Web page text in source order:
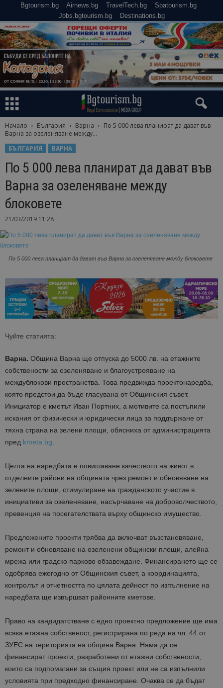
Bgtourism.bg Airnews.bg TravelTech.bg
Spatourism.bg
Jobs.bgtourism.bg
Destinations.bg
Начало България Варна
По 5 000 лева планират да дават във
Варна за озеленяване между...
БЪЛГАРИЯ
ВАРНА
По 5 000 лева планират да дават във
Варна за озеленяване между
блоковете
21/03/2019 11:28
По 5 000 лева планират да дават във Варна за озеленяване между блоковете
Чуйте статията:
Варна. Община Варна ще отпуска до 5000 лв. на етажните
собствености за озеленяване и благоустрояване на
междублокови пространства. Това предвижда проектонаредба,
която предстои да бъде гласувана от Общинския съвет.
Инициатор е кметът Иван Портних, а мотивите са постъпили
искания от физически и юридически лица за поддържане от
тяхна страна на зелени площи, обясниха от администрацията
пред kmeta.bg.
Целта на наредбата е повишаване качеството на живот в
отделните райони на общината чрез ремонт и обновяване на
зелените площи, стимулиране на гражданското участие в
инициативи за озеленяване, насърчаване на доброволчеството,
превенция на посегателствата върху общинско имущество.
Предложените проекти трябва да включват възстановяване,
ремонт и обновяване на озеленени общински площи, алейна
мрежа или градско парково обзавеждане. Финансирането ще се
одобрява ежегодно от Общинския съвет, а координацията,
контролът и отчетността по цялата дейност по изпълнение на
наредбата ще извършват районните кметове.
Право на кандидатстване с едно проектно предложение ще има
всяка етажна собственост, регистрирана по реда на чл. 44 от
ЗУЕС на територията на община Варна. Няма да се
финансират проекти, разработени от етажни собствености,
които са подпомагани за същия проект или не са изпълнили
условията при предходно финансиране. Очаква се да бъдат